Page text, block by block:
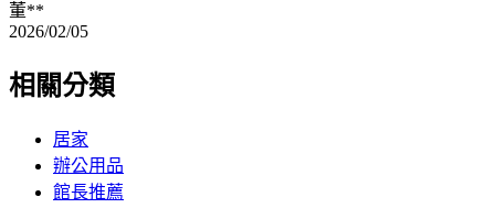
董**
2026/02/05
相關分類
居家
辦公用品
館長推薦